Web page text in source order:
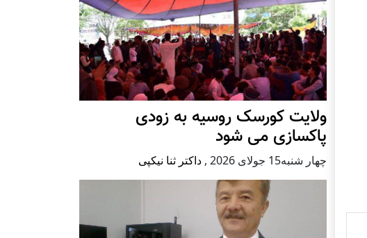
ولایت کورسک روسیه به زودی
پاکسازی می شود
چهار شنبه15 جولای 2026 , داکتر ثنا نیکپی